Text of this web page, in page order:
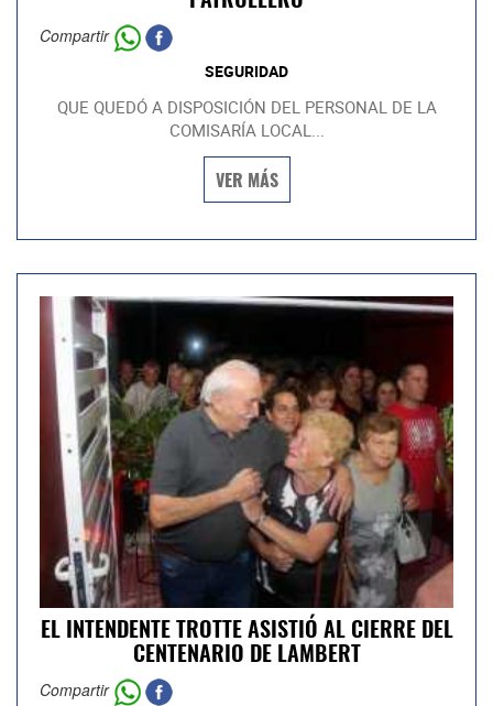
Compartir
SEGURIDAD
QUE QUEDÓ A DISPOSICIÓN DEL PERSONAL DE LA
COMISARÍA LOCAL...
VER MÁS
EL INTENDENTE TROTTE ASISTIÓ AL CIERRE DEL
CENTENARIO DE LAMBERT
Compartir